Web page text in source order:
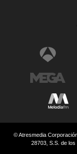
© Atresmedia
28703, S.S. de